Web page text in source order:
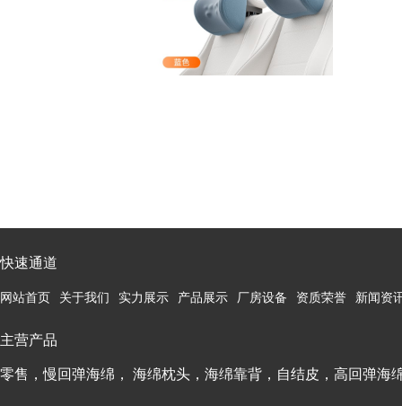
快速通道
网站首页 关于我们 实力展示 产品展示 厂房设备 资质荣誉 新闻资
主营产品
零售，慢回弹海绵， 海绵枕头，海绵靠背，自结皮，高回弹海